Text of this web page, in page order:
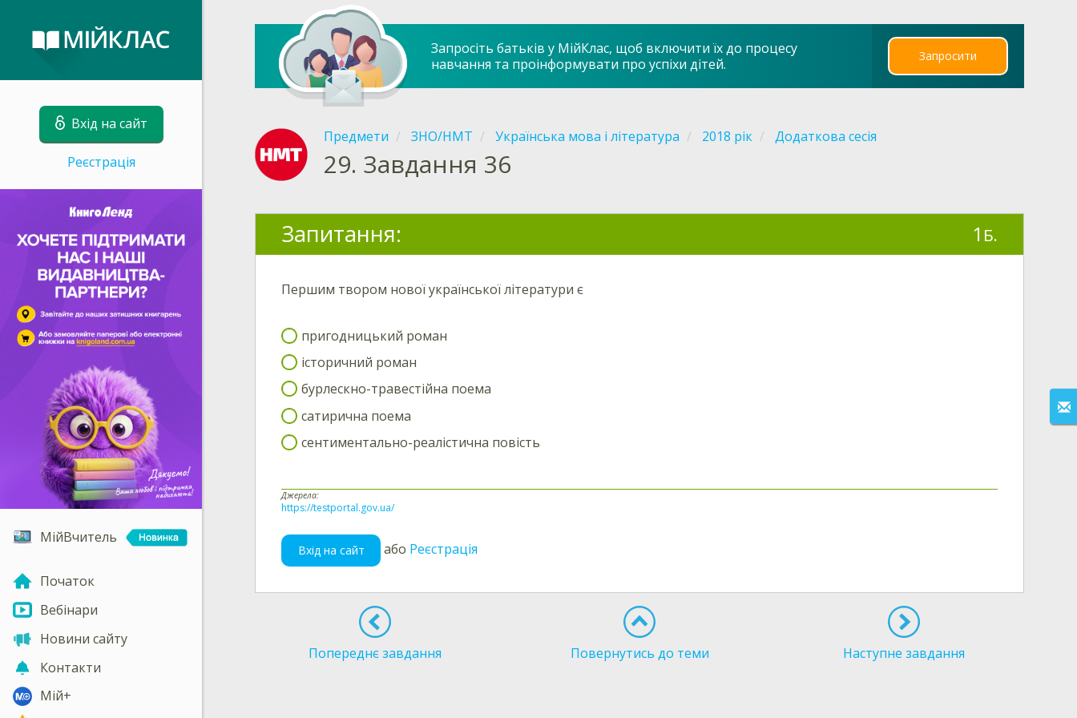
Вхід на сайт
Реєстрація
МійВчитель
Початок
Вебінари
Новини сайту
Контакти
Мій+
Запросіть батьків у МійКлас, щоб включити їх до процесу
навчання та проінформувати про успіхи дітей.
Запросити
Предмети ЗНО/НМТ Українська мова і література 2018 рік Додаткова сесія
29. Завдання 36
Запитання: 1 Б.
Першим твором нової української літератури є
пригодницький роман
історичний роман
бурлескно-травестійна поема
сатирична поема
сентиментально-реалістична повість
Джерела:
https://testportal.gov.ua/
Вхід на сайт або Реєстрація
Попереднє завдання Повернутись до теми Наступне завдання